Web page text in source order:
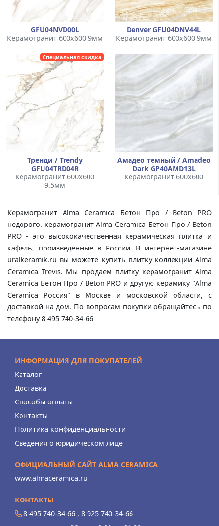
GFU04NVD00L
Керамогранит 600x600 9мм
Denver GFU04DNV44L
Керамогранит 600x600 9мм
Специальная скидка
Тренди / Trendy
GFU04TRD04R
Керамогранит 600x600
9.5мм
Амадео темный / Amadeo
Dark GP40AMD13L
Керамогранит 600x600
Керамогранит Alma Ceramica Бетон Про / Beton PRO
недорого. керамогранит Alma Ceramica Бетон Про / Beton
PRO - это высококачественная керамическая плитка и
кафель, произведенные в России. В интернет-магазине
uralkeramik.ru вы можете купить плитку коллекции Alma
Ceramica Trevis. Мы продаем плитку керамогранит Alma
Ceramica Бетон Про / Beton PRO и другую керамику "Alma
Ceramica Россия" в Москве и московской области, с
доставкой на дом. По вопросам покупки обращайтесь по
телефону 8 495 740-34-66
ИНФОРМАЦИЯ ДЛЯ ПОКУПАТЕЛЕЙ
Каталог
Доставка
Способы оплаты
Контакты
Политика конфиденциальности
Сведения о юридическом лице
ОФИЦИАЛЬНЫЙ САЙТ ALMA CERAMICA
www.almaceramica.ru
КОНТАКТЫ
8 495 740-34-66 , 8 925 740-34-66